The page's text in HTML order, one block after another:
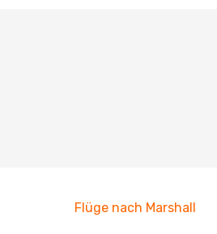
Flüge nach Marshall